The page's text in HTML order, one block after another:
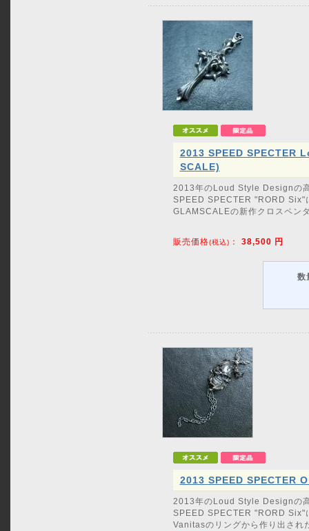
2013 SPEED SPECTER
SCALE)
2013年のLoud Style Designの
SPEED SPECTER "RORD Six"
GLAMSCALEの新作クロスペン
販売価格(税込) ： 38,500 円
数
2013 SPEED SPECTER
2013年のLoud Style Designの
SPEED SPECTER "RORD Six"
Vanitasのリングから作り出され